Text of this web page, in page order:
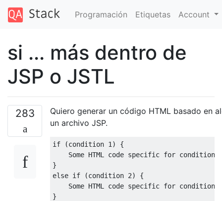
Programación Etiquetas Account
si ... más dentro de
JSP o JSTL
283
Quiero generar un código HTML basado en
un archivo JSP.
if (condition 1) {
Some HTML code specific for condition
}
else if (condition 2) {
Some HTML code specific for condition
}